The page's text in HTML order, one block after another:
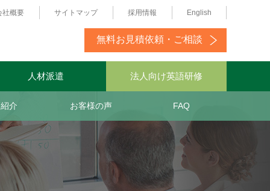
社概要 サイトマップ 採用情報 English
無料お見積依頼・ご相談
人材派遣 法人向け英語研修
介 お客様の声 FAQ